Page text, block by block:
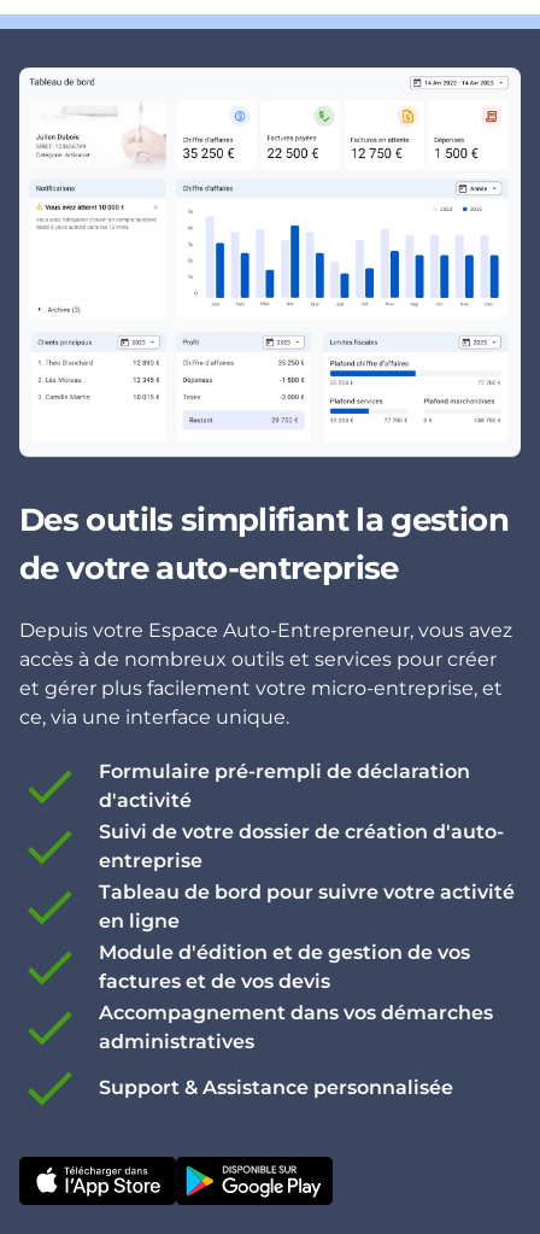
Des outils simplifiant la gestion
de votre auto-entreprise
Depuis votre Espace Auto-Entrepreneur, vous avez
accès à de nombreux outils et services pour créer
et gérer plus facilement votre micro-entreprise, et
ce, via une interface unique.
check
Formulaire pré-rempli de déclaration
d'activité
check
Suivi de votre dossier de création d'auto-
entreprise
check
Tableau de bord pour suivre votre activité
en ligne
check
Module d'édition et de gestion de vos
factures et de vos devis
check
Accompagnement dans vos démarches
administratives
check Support & Assistance personnalisée